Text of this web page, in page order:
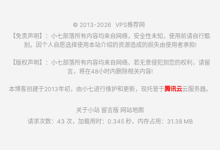
© 2013-2026 VPS推荐网
【免责声明】：小七部落所有内容均来自网络，安全性未知，使用前请自行甄
别。因个人自愿选择使用本站介绍的资源造成的损失由使用者承担!
【版权声明】：小七部落所有内容均来自网络，若无意侵犯到您的权利，请留
言，将在48小时内删除相关内容!
本博客创建于2013年初，由小七进行维护和更新，现托管于腾讯云云服务器。
关于小站 留言版 网站地图
请求次数：43 次，加载用时：0.345 秒，内存占用：31.38 MB